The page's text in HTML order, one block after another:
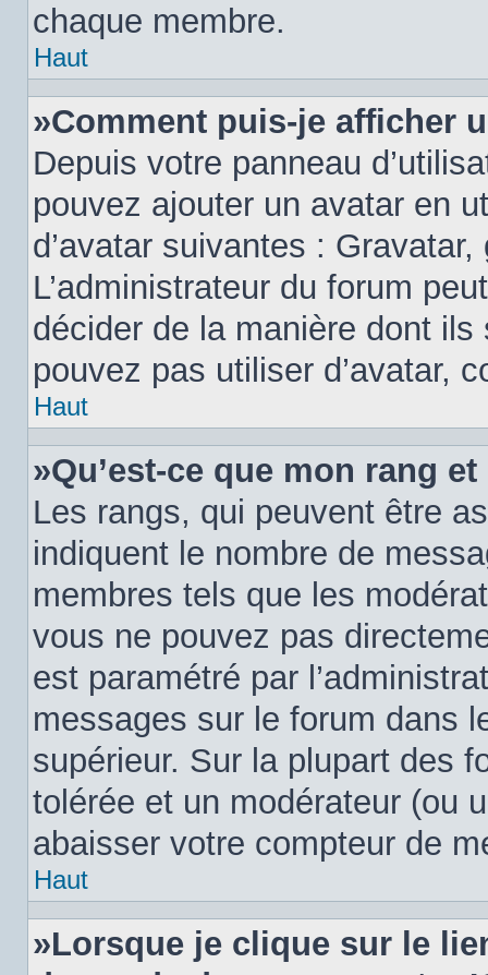
chaque membre.
Haut
»Comment puis-je afficher
Depuis votre panneau
pouvez ajouter un avatar en
d’avatar suivantes :
L’administrateur du forum
décider de la manière dont
pouvez pas utiliser d’avatar,
Haut
»Qu’est-ce que mon rang
Les rangs, qui peuvent être
indiquent le nombre de
membres tels que les
vous ne pouvez pas
est paramétré par
messages sur le forum dans
supérieur. Sur la plupart des
tolérée et un modérateur (ou
abaisser votre compteur de
Haut
»Lorsque je clique sur le